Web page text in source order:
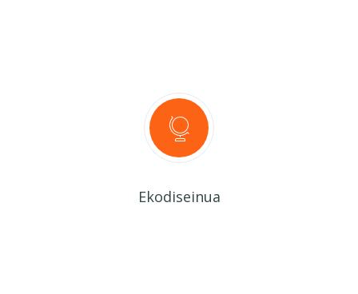
Ekodiseinua